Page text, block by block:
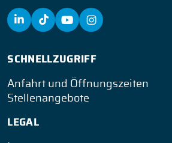
SCHNELLZUGRIFF
Anfahrt und Öffnungszeiten
Stellenangebote
LEGAL